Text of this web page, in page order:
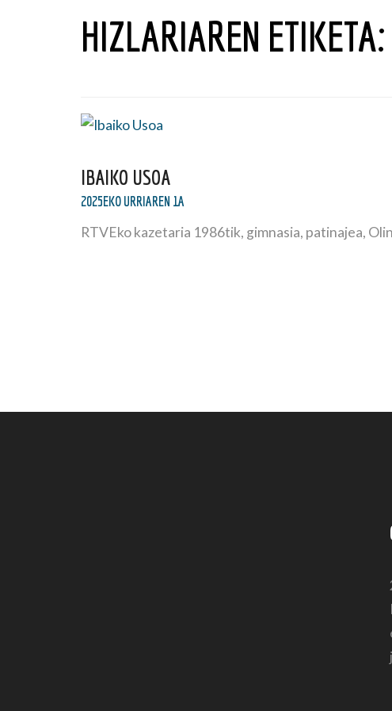
HIZLARIAREN ETIKETA:
IBAIKO USOA
2025EKO URRIAREN 1A
RTVEko kazetaria 1986tik, gimnasia, patinajea,